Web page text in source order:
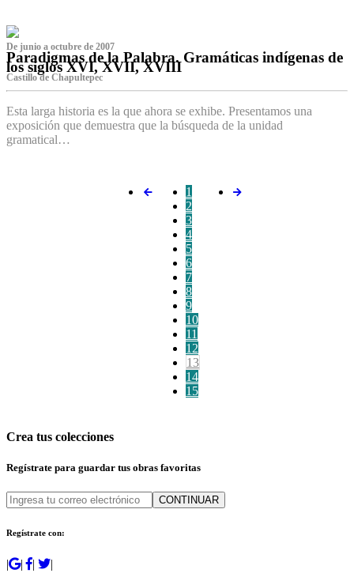
De junio a octubre de 2007
Paradigmas de la Palabra. Gramáticas indígenas de
los siglos XVI, XVII, XVIII
Castillo de Chapultepec
Esta larga historia es la que ahora se exhibe. Presentamos una
exposición que demuestra que la búsqueda de la unidad
gramatical…
1
2
3
4
5
6
7
8
9
10
11
12
13
14
15
Crea tus colecciones
Regístrate para guardar tus obras favoritas
CONTINUAR
Regístrate con:
| | | |